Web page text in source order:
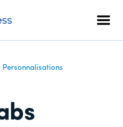
Personnalisations